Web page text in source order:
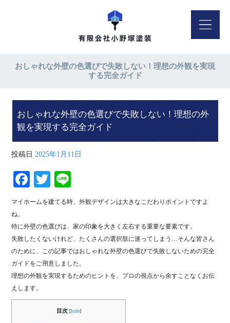
おしゃれな外壁の色選びで失敗しない！理想の外観を実現
する完全ガイド
おしゃれな外壁の色選びで失敗しない！理想の外
観を実現する完全ガイド
投稿日 2025年1月11日
Fa
ce
ok
T
wi
r
ne
マイホームを建てる時、外観デザインは大きなこだわりポイントですよ
ね。
特に外壁の色選びは、家の印象を大きく左右する重要な要素です。
失敗したくないけれど、たくさんの選択肢に迷ってしまう…そんな皆さん
のために、この記事ではおしゃれな外壁の色選びで失敗しないための完全
ガイドをご用意しました。
理想の外観を実現するためのヒントを、プロの視点から余すことなくお伝
えします。
目次 [hide]